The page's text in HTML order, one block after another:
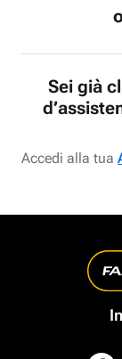
Sei già
Accedi alla tua